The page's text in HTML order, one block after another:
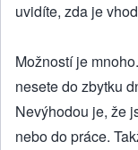
uvidíte, zda je
Možností je
nesete do zbytku
Nevýhodou je, že
nebo do práce.